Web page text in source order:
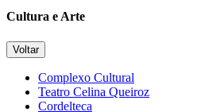
Cultura e Arte
Voltar
Complexo Cultural
Teatro Celina Queiroz
Cordelteca